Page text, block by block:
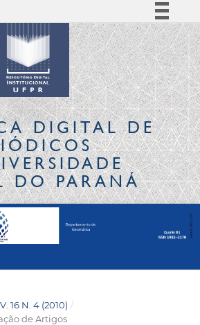
Simplifique!
Comunica BR
Participe
Acesso à informação
Legislação
Canais
DIGITALDE
DO PARANÁ
V. 16 N. 4 (2010) /
de Artigos